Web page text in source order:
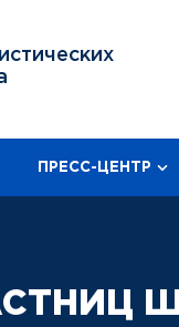
ПРЕСС-ЦЕНТР